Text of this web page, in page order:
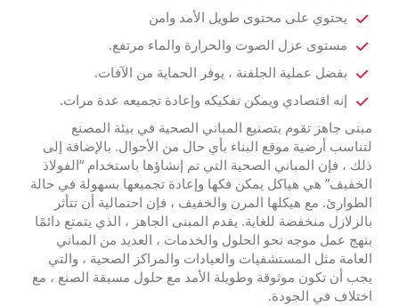
يحتوي على محتوى طويل الأمد وامن
مستوى عزل الصوت والحرارة والماء مرتفع.
بفضل عملية الجلفنة ، يوفر الحماية من الآفات.
إنه اقتصادي ويمكن تفكيكه وإعادة تجميعه عدة مرات.
مبنى جاهز تقوم بتصنيع المباني الصحية في بيئة المصنع
لتناسب أرضية موقع البناء بأي حال من الأحوال. بالإضافة إلى
ذلك ، فإن المباني الصحية التي تم إنشاؤها باستخدام “الفولاذ
الخفيف” هي هياكل يمكن فكها وإعادة تجميعها بسهولة في حالة
الطوارئ. مع هيكلها المرن والخفيف ، فإن احتمالية أن تتأثر
بالزلازل منخفضة للغاية. يقدم المبنى الجاهز ، الذي يتمتع دائمًا
بنهج عمل موجه نحو الحلول والخدمات ، العديد من المباني
العامة مثل المستشفيات والعيادات والمراكز الصحية ، والتي
يجب أن تكون موثوقة وطويلة الأمد مع حلول مسبقة الصنع ، مع
اختلاف في الجودة.